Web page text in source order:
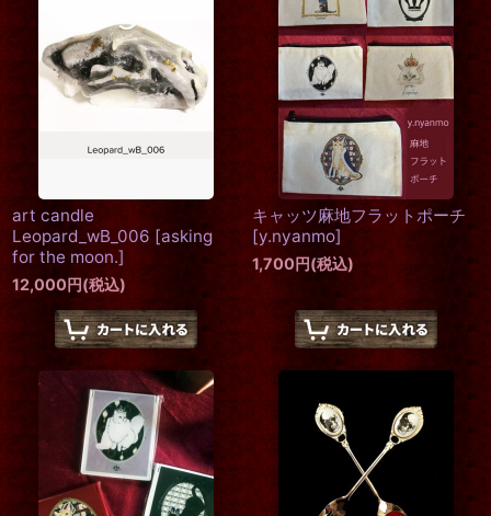
art candle
Leopard_wB_006 [asking
for the moon.]
12,000円(税込)
キャッツ麻地フラットポーチ
[y.nyanmo]
1,700円(税込)